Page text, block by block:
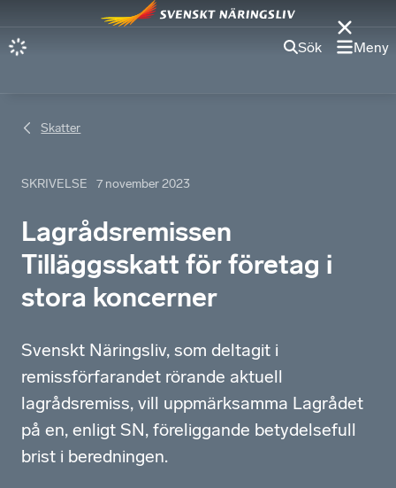
Sök Meny
Skatter
SKRIVELSE 7 november 2023
Lagrådsremissen
Tilläggsskatt för företag i
stora koncerner
Svenskt Näringsliv, som deltagit i
remissförfarandet rörande aktuell
lagrådsremiss, vill uppmärksamma Lagrådet
på en, enligt SN, föreliggande betydelsefull
brist i beredningen.